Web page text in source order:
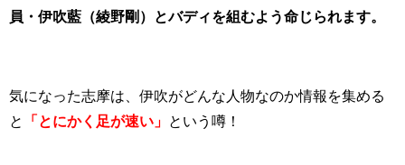
員・伊吹藍（綾野剛）とバディを組むよう命じられます。
気になった志摩は、伊吹がどんな人物なのか情報を集める
と
「とにかく足が速い」 という噂！